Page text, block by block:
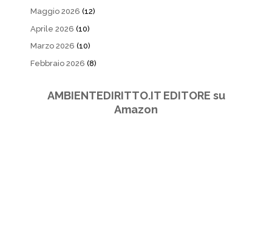
Maggio 2026 (12)
Aprile 2026 (10)
Marzo 2026 (10)
Febbraio 2026 (8)
AMBIENTEDIRITTO.IT EDITORE su
Amazon